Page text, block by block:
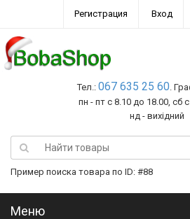
Регистрация Вход
Тел.: 067 635 25 60.
пн - пт с 8.10 до 18.00, сб
нд - вихідний
Пример поиска товара по ID: #88
Меню